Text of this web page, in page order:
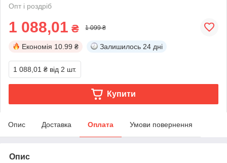
Опт і роздріб
1 088,01 ₴ 1 099 ₴
Економія 10.99 ₴ Залишилось 24 дні
1 088,01 ₴ від 2 шт.
Купити
Опис Доставка Оплата Умови повернення
Опис